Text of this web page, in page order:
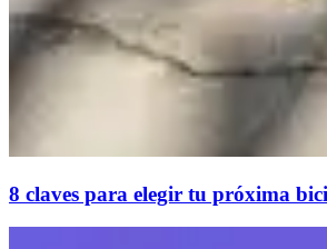
8 claves para elegir tu próxima